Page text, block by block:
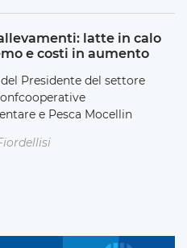
latte in calo
e costi in aumento
Presidente del settore
e Pesca Mocellin